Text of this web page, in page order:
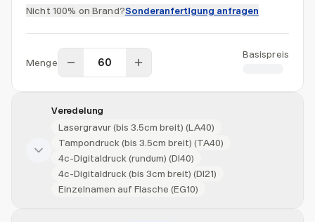
Nicht 100% on Brand?Sonderanfertigung anfragen
Menge
Basispreis
Veredelung
Lasergravur (bis 3.5cm breit) (LA40)
Tampondruck (bis 3.5cm breit) (TA40)
4c-Digitaldruck (rundum) (DI40)
4c-Digitaldruck (bis 3cm breit) (DI21)
Einzelnamen auf Flasche (EG10)